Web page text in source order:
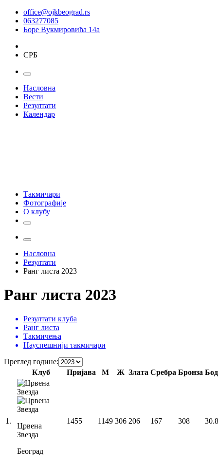
office@ojkbeograd.rs
063277085
Боре Вукмировића 14а
СРБ
Насловна
Вести
Резултати
Календар
Такмичари
Фотографије
О клубу
Насловна
Резултати
Ранг листа 2023
Ранг листа 2023
Резултати клуба
Ранг листа
Такмичења
Науспешнији такмичари
Преглед године:
Клуб
Пријава М Ж Злата Сребра Бронза
1 .
Црвена
Звезда
Београд
1455 1149 306 206 167 308